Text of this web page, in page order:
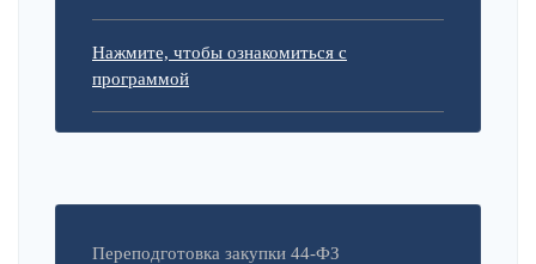
Нажмите, чтобы ознакомиться с
программой
Переподготовка закупки 44-ФЗ